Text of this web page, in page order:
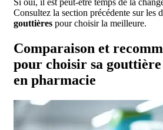
Si oui, il est peut-être temps de la
Consultez la section précédente sur les
gouttières pour choisir la meilleure.
Comparaison et
pour choisir sa
en pharmacie